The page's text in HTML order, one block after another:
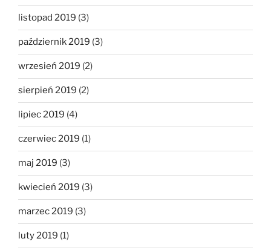
listopad 2019 (3)
październik 2019 (3)
wrzesień 2019 (2)
sierpień 2019 (2)
lipiec 2019 (4)
czerwiec 2019 (1)
maj 2019 (3)
kwiecień 2019 (3)
marzec 2019 (3)
luty 2019 (1)